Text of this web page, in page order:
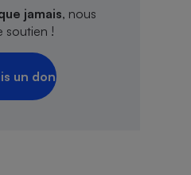
jamais, nous
soutien !
un don